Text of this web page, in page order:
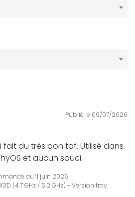
Publié le 09/07/2026
fait du très bon taf. Utilisé dans
et aucun souci.
du 11 juin 2026
(4.7 GHz / 5.2 GHz) - Version tray